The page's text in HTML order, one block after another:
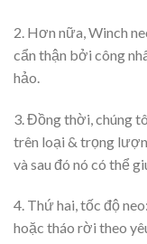
2. Hơn nữa, Winch
cẩn thận bởi công
hảo.
3. Đồng thời, chúng
trên loại & trọng
và sau đó nó có thể
4. Thứ hai, tốc độ
hoặc tháo rời theo